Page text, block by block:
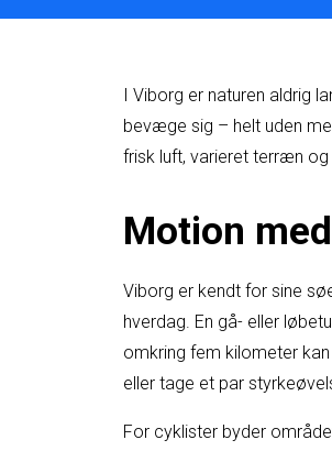
I Viborg er naturen aldrig
bevæge sig – helt uden
frisk luft, varieret terræn
Motion
Viborg er kendt for sine
hverdag. En gå- eller
omkring fem kilometer
eller tage et par
For cyklister byder